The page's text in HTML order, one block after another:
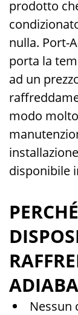
prodotto
nulla. Port-
porta la
ad un
modo
disponibile
Nessun